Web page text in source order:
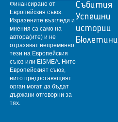
Финансирано от
Европейския съюз.
Изразените възгледи и
мнения са само на
автора(ите) и не
отразяват непременно
тези на Европейския
съюз или EISMEA. Нито
Европейският съюз,
нито предоставящият
орган могат да бъдат
държани отговорни за
тях.
Събития
Успешни
истории
Бюлетини